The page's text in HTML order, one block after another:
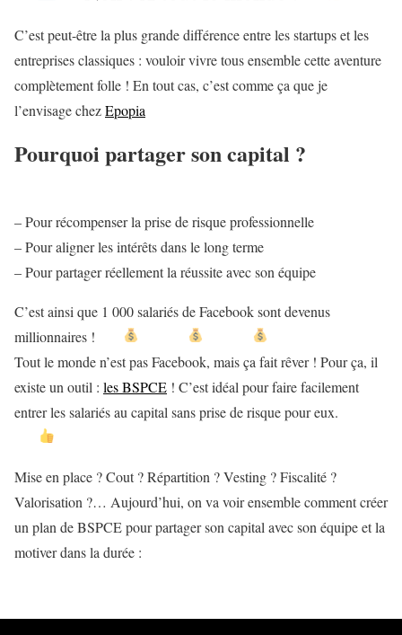
C’est peut-être la plus grande différence entre les startups et les
entreprises classiques : vouloir vivre tous ensemble cette aventure
complètement folle ! En tout cas, c’est comme ça que je
l’envisage chezEpopia
Pourquoi partager son capital ?
– Pour récompenser la prise de risque professionnelle
– Pour aligner les intérêts dans le long terme
– Pour partager réellement la réussite avec son équipe
C’est ainsi que 1 000 salariés de Facebook sont devenus
millionnaires !
Tout le monde n’est pas Facebook, mais ça fait rêver ! Pour ça, il
existe un outil : les BSPCE ! C’est idéal pour faire facilement
entrer les salariés au capital sans prise de risque pour eux.
Mise en place ? Cout ? Répartition ? Vesting ? Fiscalité ?
Valorisation ?… Aujourd’hui, on va voir ensemble comment créer
un plan de BSPCE pour partager son capital avec son équipe et la
motiver dans la durée :